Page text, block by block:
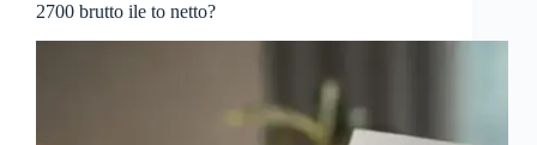
2700 brutto ile to netto?